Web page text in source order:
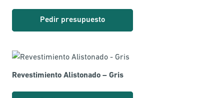
Pedir presupuesto
Revestimiento Alistonado – Gris